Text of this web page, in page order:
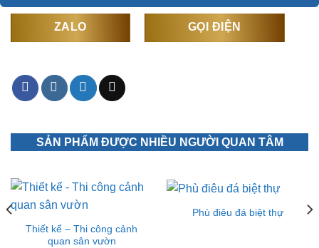
ZALO GỌI ĐIỆN
SẢN PHẨM ĐƯỢC NHIỀU NGƯỜI QUAN TÂM
Thiết kế – Thi công cảnh
quan sân vườn
Phù điêu đá biệt thự